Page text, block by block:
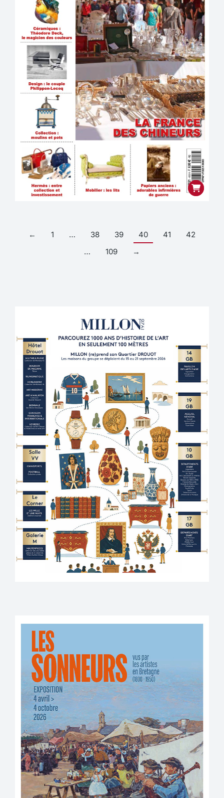
← 1 … 38 39 40 41
42
…
109 →